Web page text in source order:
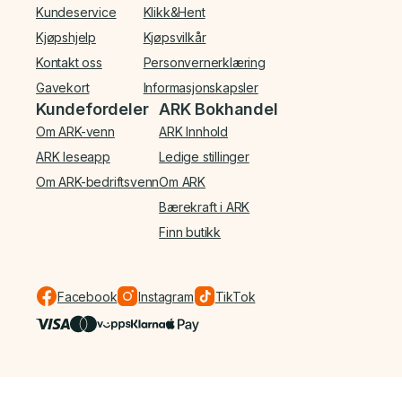
Kundeservice
Kjøpshjelp
Kontakt oss
Gavekort
Klikk&Hent
Kjøpsvilkår
Personvernerklæring
Informasjonskapsler
Kundefordeler
Om ARK-venn
ARK leseapp
Om ARK-bedriftsvenn
ARK Bokhandel
ARK Innhold
Ledige stillinger
Om ARK
Bærekraft i ARK
Finn butikk
Facebook Instagram TikTok